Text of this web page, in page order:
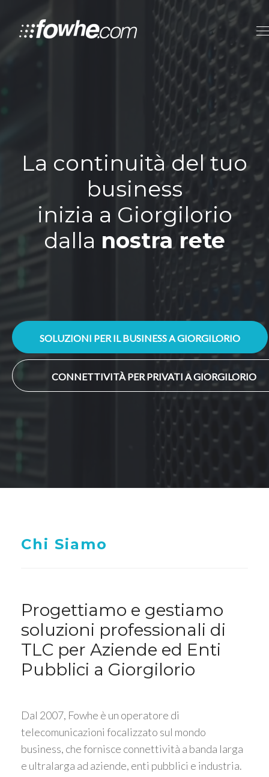
La continuità del tuo
business
inizia a Giorgilorio
dalla nostra rete
SOLUZIONI PER IL BUSINESS A GIORGILORIO
CONNETTIVITÀ PER PRIVATI A GIORGILORIO
Chi Siamo
Progettiamo e gestiamo
soluzioni professionali di
TLC per Aziende ed Enti
Pubblici a Giorgilorio
Dal 2007, Fowhe è un operatore di
telecomunicazioni focalizzato sul mondo
business, che fornisce connettività a banda larga
e ultralarga ad aziende, enti pubblici e industria.